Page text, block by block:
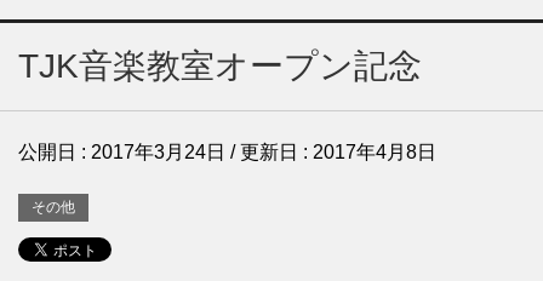
TJK音楽教室オープン記念
公開日 : 2017年3月24日 / 更新日 : 2017年4月8日
その他